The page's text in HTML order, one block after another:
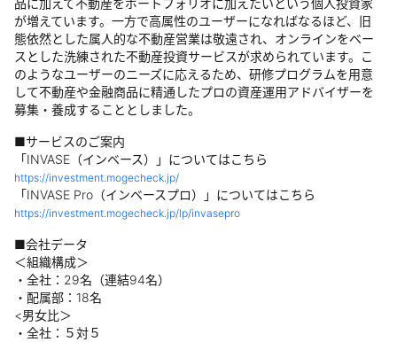
品に加えて不動産をポートフォリオに加えたいという個人投資家
が増えています。一方で高属性のユーザーになればなるほど、旧
態依然とした属人的な不動産営業は敬遠され、オンラインをベー
スとした洗練された不動産投資サービスが求められています。こ
のようなユーザーのニーズに応えるため、研修プログラムを用意
して不動産や金融商品に精通したプロの資産運用アドバイザーを
募集・養成することとしました。
■サービスのご案内
「INVASE（インベース）」についてはこちら
https://investment.mogecheck.jp/
「INVASE Pro（インベースプロ）」についてはこちら
https://investment.mogecheck.jp/lp/invasepro
■会社データ
＜組織構成＞
・全社：29名（連結94名）
・配属部：18名
<男女比＞
・全社：５対５